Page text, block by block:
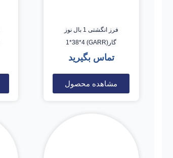
فرز انگشتی 1 بال نوز
گار(GARR) 1*38*4
تماس بگیرید
مشاهده محصول